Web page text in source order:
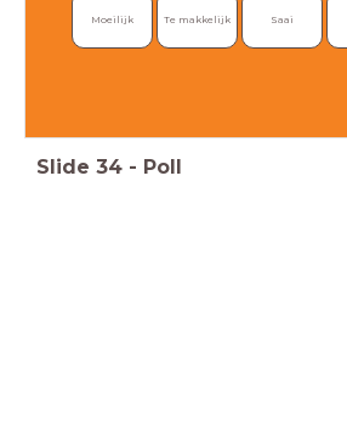
Moeilijk Te makkelijk Saai
Slide 34 - Poll